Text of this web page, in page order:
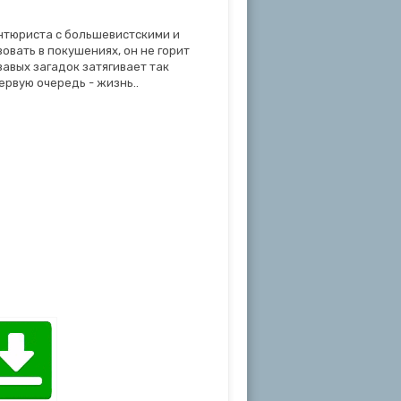
с большевистскими и
в покушениях, он не горит
загадок затягивает так
очередь - жизнь..